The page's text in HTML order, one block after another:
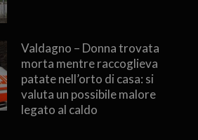
Valdagno – Donna trovata
morta mentre raccoglieva
patate nell’orto di casa: si
valuta un possibile malore
legato al caldo